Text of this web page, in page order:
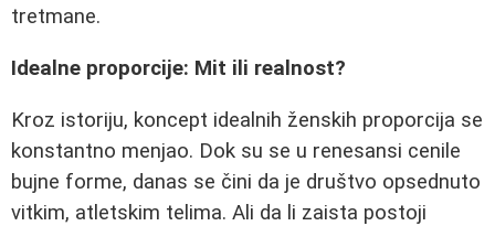
tretmane.
Idealne proporcije: Mit ili realnost?
Kroz istoriju, koncept idealnih ženskih proporcija se
konstantno menjao. Dok su se u renesansi cenile
bujne forme, danas se čini da je društvo opsednuto
vitkim, atletskim telima. Ali da li zaista postoji